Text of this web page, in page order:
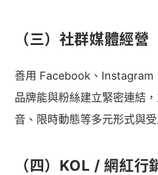
（三）社群媒體經營
善用 Facebook、Instagram
品牌能與粉絲建立緊密連結
音、限時動態等多元形式與受
（四）KOL / 網紅行